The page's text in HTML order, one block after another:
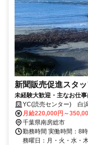
新聞販売促進スタッ
未経験大歓迎・主なお仕
日々の業務で月収もアップ
YC(読売センター) 白
月給220,000円～
千葉県南房総市
勤務時間 実働時間：8
務曜日：月・火・水・